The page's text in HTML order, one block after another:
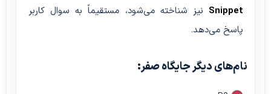
Snippet نیز شناخته می‌شود، مستقیماً به سوال کاربر
پاسخ می‌دهد.
نام‌های دیگر جایگاه صفر: